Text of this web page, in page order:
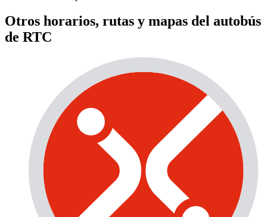
Otros horarios, rutas y mapas del autobús
de RTC